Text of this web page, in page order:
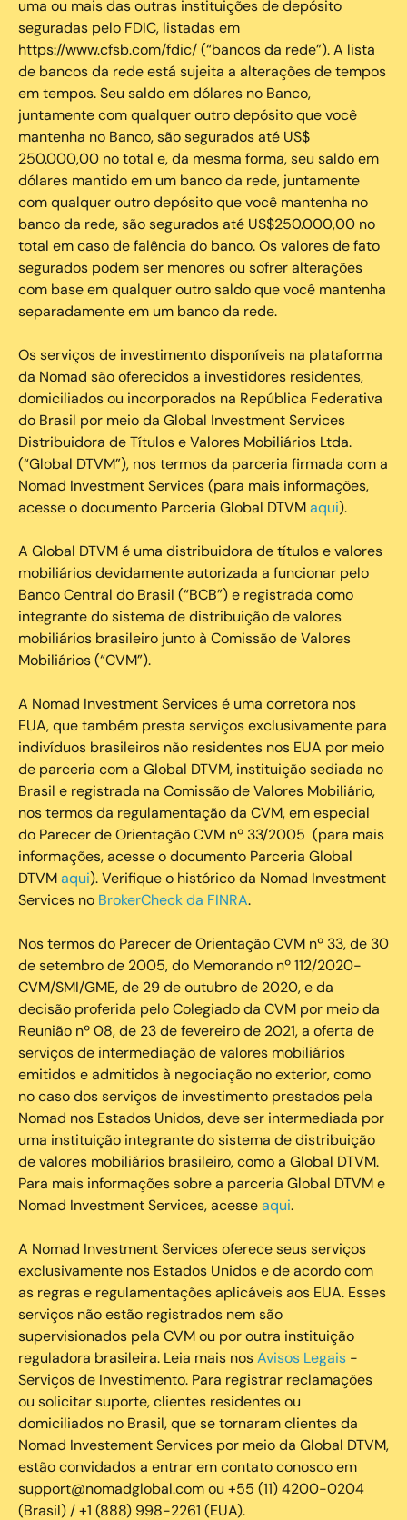
uma ou mais das outras instituições de depósito
seguradas pelo FDIC, listadas em
https://www.cfsb.com/fdic/ (“bancos da rede”). A lista
de bancos da rede está sujeita a alterações de tempos
em tempos. Seu saldo em dólares no Banco,
juntamente com qualquer outro depósito que você
mantenha no Banco, são segurados até US$
250.000,00 no total e, da mesma forma, seu saldo em
dólares mantido em um banco da rede, juntamente
com qualquer outro depósito que você mantenha no
banco da rede, são segurados até US$250.000,00 no
total em caso de falência do banco. Os valores de fato
segurados podem ser menores ou sofrer alterações
com base em qualquer outro saldo que você mantenha
separadamente em um banco da rede.
Os serviços de investimento disponíveis na plataforma
da Nomad são oferecidos a investidores residentes,
domiciliados ou incorporados na República Federativa
do Brasil por meio da Global Investment Services
Distribuidora de Títulos e Valores Mobiliários Ltda.
(“Global DTVM”), nos termos da parceria firmada com a
Nomad Investment Services (para mais informações,
acesse o documento Parceria Global DTVMaqui).
A Global DTVM é uma distribuidora de títulos e valores
mobiliários devidamente autorizada a funcionar pelo
Banco Central do Brasil (“BCB”) e registrada como
integrante do sistema de distribuição de valores
mobiliários brasileiro junto à Comissão de Valores
Mobiliários (“CVM”).
‍A Nomad Investment Services é uma corretora nos
EUA, que também presta serviços exclusivamente para
indivíduos brasileiros não residentes nos EUA por meio
de parceria com a Global DTVM, instituição sediada no
Brasil e registrada na Comissão de Valores Mobiliário,
nos termos da regulamentação da CVM, em especial
do Parecer de Orientação CVM nº 33/2005 (para mais
informações, acesse o documento Parceria Global
DTVMaqui). Verifique o histórico da Nomad Investment
Services no BrokerCheck da FINRA.
Nos termos do Parecer de Orientação CVM nº 33, de 30
de setembro de 2005, do Memorando nº 112/2020-
CVM/SMI/GME, de 29 de outubro de 2020, e da
decisão proferida pelo Colegiado da CVM por meio da
Reunião nº 08, de 23 de fevereiro de 2021, a oferta de
serviços de intermediação de valores mobiliários
emitidos e admitidos à negociação no exterior, como
no caso dos serviços de investimento prestados pela
Nomad nos Estados Unidos, deve ser intermediada por
uma instituição integrante do sistema de distribuição
de valores mobiliários brasileiro, como a Global DTVM.
Para mais informações sobre a parceria Global DTVM e
Nomad Investment Services, acesseaqui.
A Nomad Investment Services oferece seus serviços
exclusivamente nos Estados Unidos e de acordo com
as regras e regulamentações aplicáveis aos EUA. Esses
serviços não estão registrados nem são
supervisionados pela CVM ou por outra instituição
reguladora brasileira. Leia mais nosAvisos Legais -
Serviços de Investimento. Para registrar reclamações
ou solicitar suporte, clientes residentes ou
domiciliados no Brasil, que se tornaram clientes da
Nomad Investement Services por meio da Global DTVM,
estão convidados a entrar em contato conosco em
support@nomadglobal.com ou +55 (11) 4200-0204
(Brasil) / +1 (888) 998-2261 (EUA).